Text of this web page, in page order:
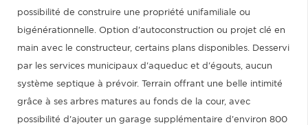
possibilité de construire une propriété unifamiliale ou
bigénérationnelle. Option d'autoconstruction ou projet clé en
main avec le constructeur, certains plans disponibles. Desservi
par les services municipaux d'aqueduc et d'égouts, aucun
système septique à prévoir. Terrain offrant une belle intimité
grâce à ses arbres matures au fonds de la cour, avec
possibilité d'ajouter un garage supplémentaire d'environ 800